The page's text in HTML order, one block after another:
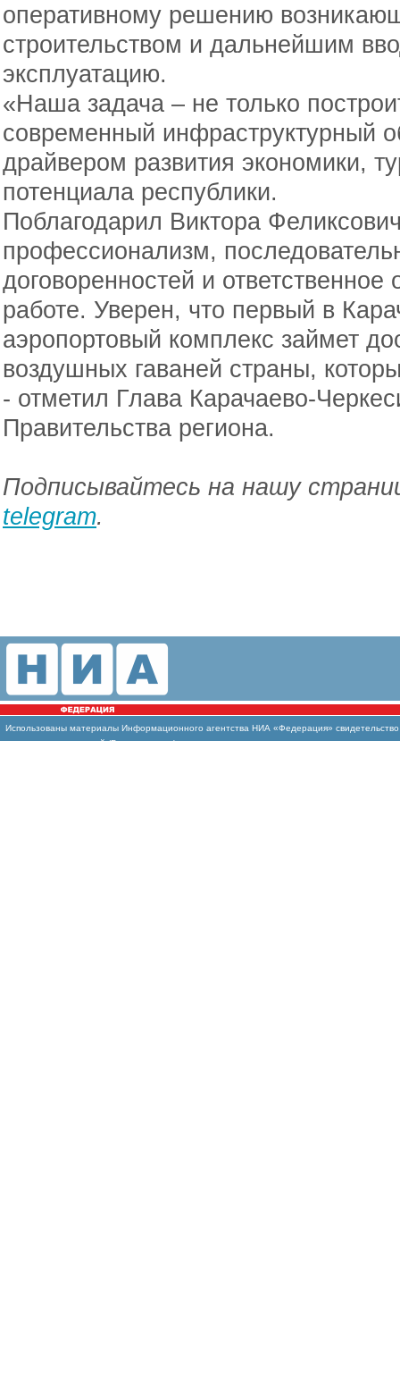
оперативному решению
строительством и дальнейшим
эксплуатацию.
«Наша задача – не только
современный инфраструктурный
драйвером развития экономики,
потенциала республики.
Поблагодарил Виктора
профессионализм,
договоренностей и
работе. Уверен, что первый в
аэропортовый комплекс займет
воздушных гаваней страны,
- отметил Глава Карачаево-
Правительства региона.
Подписывайтесь на нашу
telegram.
Использованы материалы Информационного агентства НИА «Федерация»
массовых коммуникаций (Роскомнадзор)